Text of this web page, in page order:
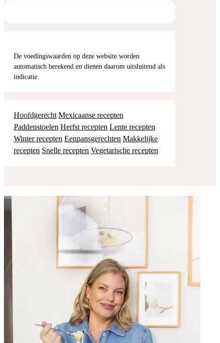
De voedingswaarden op deze website worden
automatisch berekend en dienen daarom uitsluitend als
indicatie.
Hoofdgerecht Mexicaanse recepten
Paddenstoelen Herfst recepten Lente recepten
Winter recepten Eenpansgerechten Makkelijke
recepten Snelle recepten Vegetarische recepten